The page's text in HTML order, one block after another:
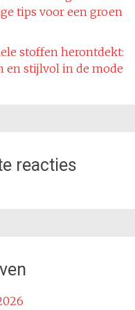
tips voor een groen
stoffen herontdekt:
en stijlvol in de mode
reacties